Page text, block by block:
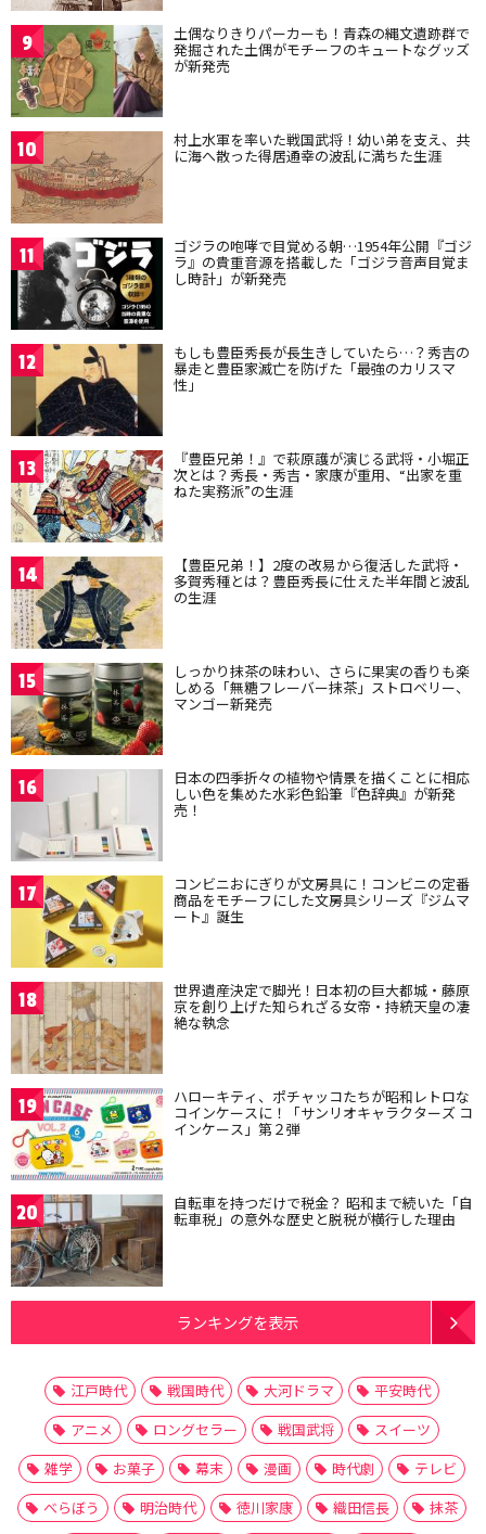
9 土偶なりきりパーカーも！青森の縄文遺跡群で
発掘された土偶がモチーフのキュートなグッズ
が新発売
10 村上水軍を率いた戦国武将！幼い弟を支え、共
に海へ散った得居通幸の波乱に満ちた生涯
11 ゴジラの咆哮で目覚める朝…1954年公開『ゴジ
ラ』の貴重音源を搭載した「ゴジラ音声目覚ま
し時計」が新発売
12 もしも豊臣秀長が長生きしていたら…？秀吉の
暴走と豊臣家滅亡を防げた「最強のカリスマ
性」
13 『豊臣兄弟！』で萩原護が演じる武将・小堀正
次とは？秀長・秀吉・家康が重用、“出家を重
ねた実務派”の生涯
14 【豊臣兄弟！】2度の改易から復活した武将・
多賀秀種とは？豊臣秀長に仕えた半年間と波乱
の生涯
15 しっかり抹茶の味わい、さらに果実の香りも楽
しめる「無糖フレーバー抹茶」ストロベリー、
マンゴー新発売
16 日本の四季折々の植物や情景を描くことに相応
しい色を集めた水彩色鉛筆『色辞典』が新発
売！
17 コンビニおにぎりが文房具に！コンビニの定番
商品をモチーフにした文房具シリーズ『ジムマ
ート』誕生
18 世界遺産決定で脚光！日本初の巨大都城・藤原
京を創り上げた知られざる女帝・持統天皇の凄
絶な執念
19 ハローキティ、ポチャッコたちが昭和レトロな
コインケースに！「サンリオキャラクターズ コ
インケース」第２弾
20 自転車を持つだけで税金？ 昭和まで続いた「自
転車税」の意外な歴史と脱税が横行した理由
ランキングを表示
江戸時代 戦国時代 大河ドラマ
平安時代
アニメ
ロングセラー 戦国武将
スイーツ
雑学
お菓子 幕末 漫画 時代劇
テレビ
べらぼう
明治時代 徳川家康 織田信長
抹茶